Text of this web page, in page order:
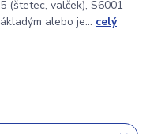
(štetec, valček), S6001
alebo je... celý